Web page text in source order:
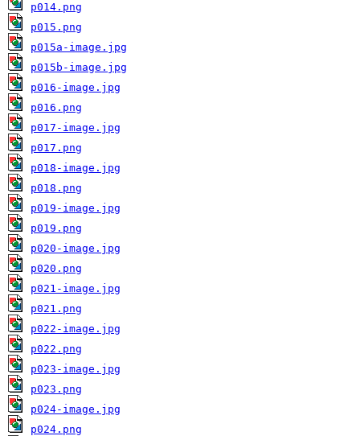
p014.png
p015.png
p015a-image.jpg
p015b-image.jpg
p016-image.jpg
p016.png
p017-image.jpg
p017.png
p018-image.jpg
p018.png
p019-image.jpg
p019.png
p020-image.jpg
p020.png
p021-image.jpg
p021.png
p022-image.jpg
p022.png
p023-image.jpg
p023.png
p024-image.jpg
p024.png